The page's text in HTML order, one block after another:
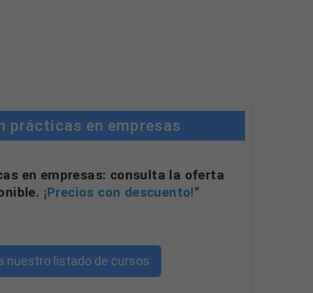
prácticas en empresas
en empresas: consulta la oferta
¡Precios con descuento!"
nuestro listado de cursos